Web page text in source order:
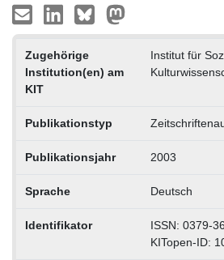
Zugehörige
Institution(en) am
KIT
Institut für
Publikationstyp
Publikationsjahr 2003
Sprache Deutsch
Identifikator
ISSN: 0379-
KITopen-ID: